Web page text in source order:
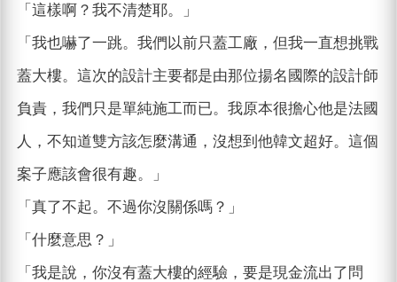
「這樣啊？我不清楚耶。」
「我也嚇了一跳。我們以前只蓋工廠，但我一直想挑戰
蓋大樓。這次的設計主要都是由那位揚名國際的設計師
負責，我們只是單純施工而已。我原本很擔心他是法國
人，不知道雙方該怎麼溝通，沒想到他韓文超好。這個
案子應該會很有趣。」
「真了不起。不過你沒關係嗎？」
「什麼意思？」
「我是說，你沒有蓋大樓的經驗，要是現金流出了問